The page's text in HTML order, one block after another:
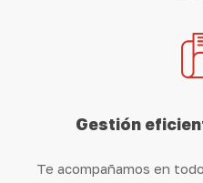
Gestión
Te acompañamos en